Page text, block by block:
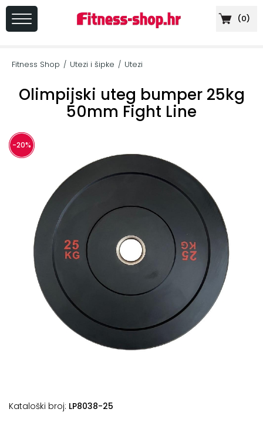
(0)
REGISTRACIJA
Sportska
prehrana
Sprave
vježbanje
Podloge
vježbanje
Girje
Fitness Shop / Utezi i šipke / Utezi
Olimpijski uteg bumper 25kg
50mm Fight Line
-20%
Kataloški broj: LP8038-25